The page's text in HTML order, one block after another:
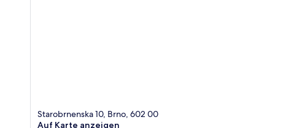
Starobrnenska 10, Brno, 602 00
Auf Karte anzeigen